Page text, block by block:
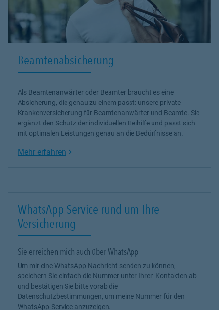
Beamtenabsicherung
Als Beamtenanwärter oder Beamter braucht es eine
Absicherung, die genau zu einem passt: unsere private
Krankenversicherung für Beamtenanwärter und Beamte. Sie
ergänzt den Schutz der individuellen Beihilfe und passt sich
mit optimalen Leistungen genau an die Bedürfnisse an.
Mehr erfahren Link Opens in New Tab
WhatsApp-Service rund um Ihre
Versicherung
Sie erreichen mich auch über WhatsApp
Um mir eine WhatsApp-Nachricht senden zu können,
speichern Sie einfach die Nummer unter Ihren Kontakten ab
und bestätigen Sie bitte vorab die
Datenschutzbestimmungen, um meine Nummer für den
WhatsApp-Service anzuzeigen.